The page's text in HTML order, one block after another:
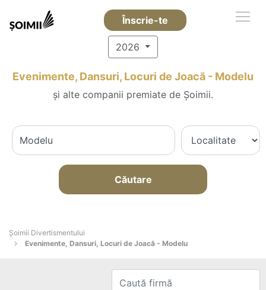
Înscrie-te
2026
Evenimente, Dansuri, Locuri de Joacă - Modelu
și alte companii premiate de Șoimii.
Căutare
Şoimii Divertismentului
Evenimente, Dansuri, Locuri de Joacă - Modelu